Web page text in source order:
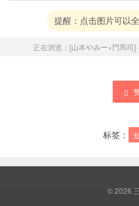
提醒：点击图片可以
正在浏览： [山本やみー×門馬司
标签：
© 2026